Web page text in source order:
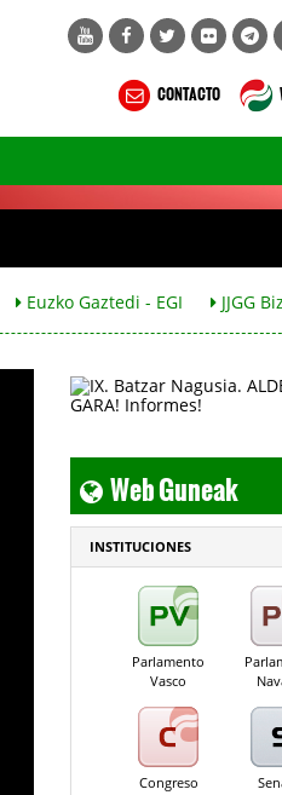
CONTACTO
Euzko Gaztedi - EGI JJGG
Web Guneak
INSTITUCIONES
Parlamento
Vasco
Congreso